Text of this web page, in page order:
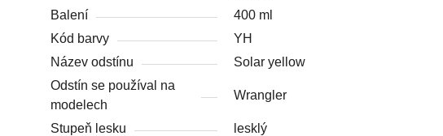
Balení
400 ml
Kód barvy
YH
Název odstínu
Solar yellow
Odstín se používal na
modelech
Wrangler
Stupeň lesku lesklý